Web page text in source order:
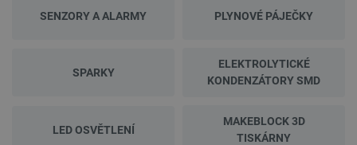
SENZORY A ALARMY PLYNOVÉ PÁJEČKY
SPARKY
ELEKTROLYTICKÉ
KONDENZÁTORY SMD
LED OSVĚTLENÍ
MAKEBLOCK 3D
TISKÁRNY